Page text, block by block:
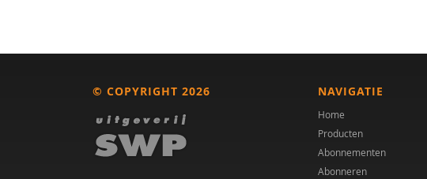
Gabrine Jagersma
Angelina Kakooza-Mwesige
Lee E.Wachtel Dirk M.
Dhossche
© COPYRIGHT 2026 NAVIGATIE
Home
Producten
Abonnementen
Abonneren